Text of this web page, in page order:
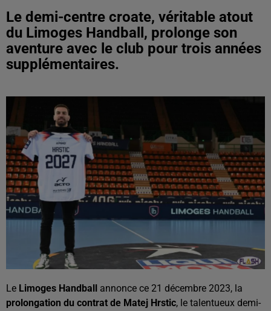
Le demi-centre croate, véritable atout
du Limoges Handball, prolonge son
aventure avec le club pour trois années
supplémentaires.
Le Limoges Handball
annonce ce 21 décembre 2023, la
prolongation du contrat de Matej Hrstic, le talentueux demi-